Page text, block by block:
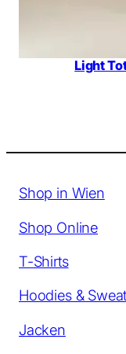
Light
Shop in Wien
Shop Online
T-Shirts
Hoodies &
Jacken